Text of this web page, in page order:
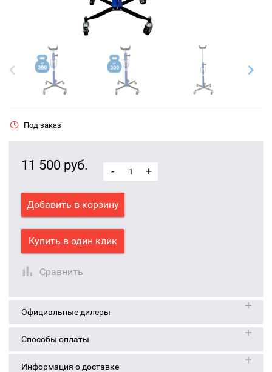
Под заказ
11 500 руб. - +
Добавить в корзину
Купить в один клик
Сравнить
Официальные дилеры
Способы оплаты
Информация о доставке